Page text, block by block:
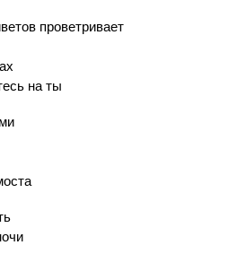
проветривает
на ты